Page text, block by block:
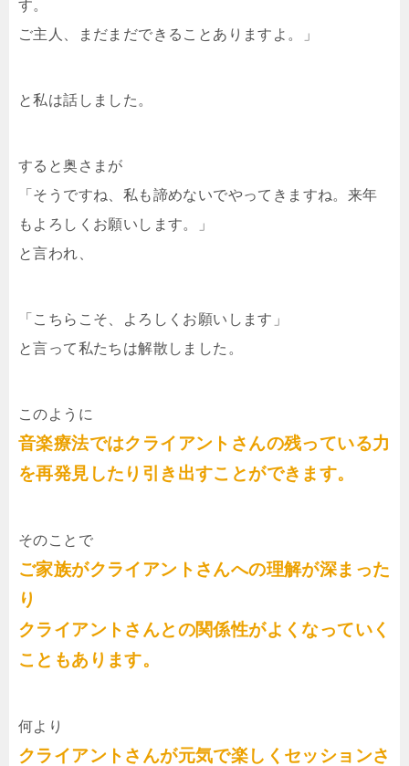
す。
ご主人、まだまだできることありますよ。」
と私は話しました。
すると奥さまが
「そうですね、私も諦めないでやってきますね。来年
もよろしくお願いします。」
と言われ、
「こちらこそ、よろしくお願いします」
と言って私たちは解散しました。
このように
音楽療法ではクライアントさんの残っている力
を再発見したり引き出すことができます。
そのことで
ご家族がクライアントさんへの理解が深まった
り
クライアントさんとの関係性がよくなっていく
こともあります。
何より
クライアントさんが元気で楽しくセッションさ